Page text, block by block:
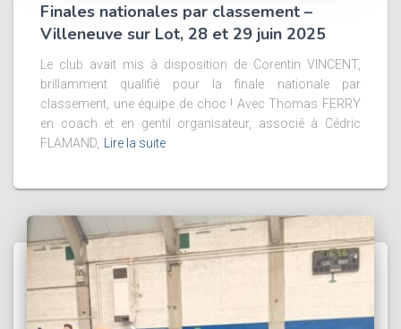
Finales nationales par classement –
Villeneuve sur Lot, 28 et 29 juin 2025
Le club avait mis à disposition de Corentin VINCENT,
brillamment qualifié pour la finale nationale par
classement, une équipe de choc ! Avec Thomas FERRY
en coach et en gentil organisateur, associé à Cédric
FLAMAND, Lire la suite